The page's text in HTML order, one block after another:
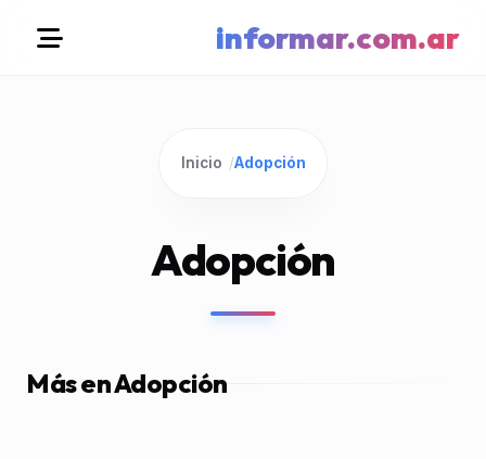
informar.com.ar
Inicio /Adopción
Adopción
Más en Adopción